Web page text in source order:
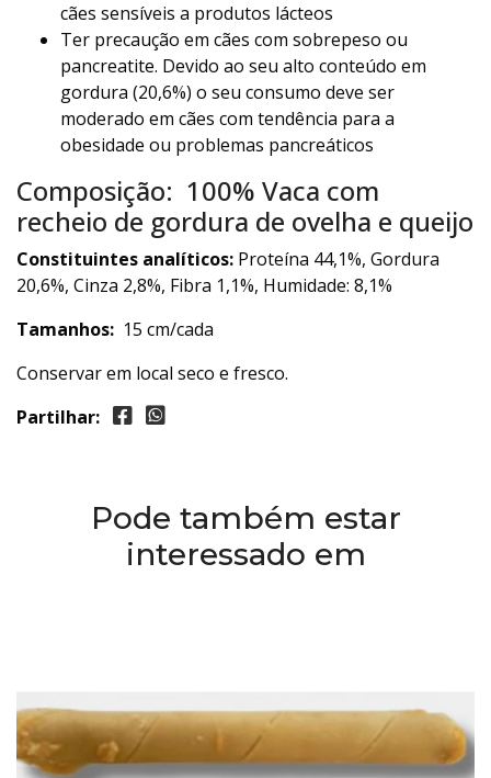
cães sensíveis a produtos lácteos
Ter precaução em cães com sobrepeso ou
pancreatite. Devido ao seu alto conteúdo em
gordura (20,6%) o seu consumo deve ser
moderado em cães com tendência para a
obesidade ou problemas pancreáticos
Composição: 100% Vaca com
recheio de gordura de ovelha e queijo
Constituintes analíticos: Proteína 44,1%, Gordura
20,6%, Cinza 2,8%, Fibra 1,1%, Humidade: 8,1%
Tamanhos: 15 cm/cada
Conservar em local seco e fresco.
Partilhar:
Pode também estar
interessado em